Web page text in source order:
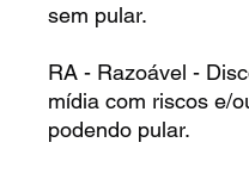
sem pular.
RA - Razoável -
mídia com riscos e/
podendo pular.